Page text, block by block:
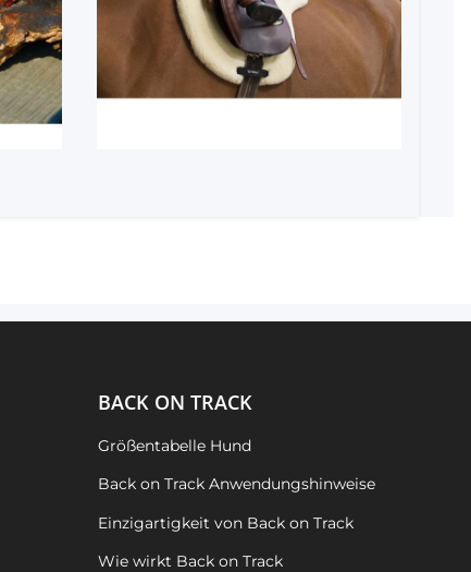
BACK ON TRACK
Größentabelle Hund
Back on Track Anwendungshinweise
Einzigartigkeit von Back on Track
Wie wirkt Back on Track